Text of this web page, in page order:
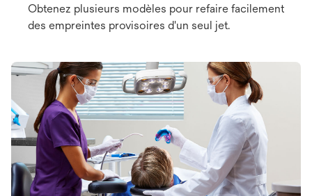
Obtenez plusieurs modèles pour refaire facilement
des empreintes provisoires d'un seul jet.